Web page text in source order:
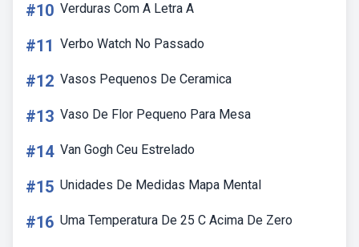
#10 Verduras Com A Letra A
#11 Verbo Watch No Passado
#12 Vasos Pequenos De Ceramica
#13 Vaso De Flor Pequeno Para Mesa
#14 Van Gogh Ceu Estrelado
#15 Unidades De Medidas Mapa Mental
#16 Uma Temperatura De 25 C Acima De Zero